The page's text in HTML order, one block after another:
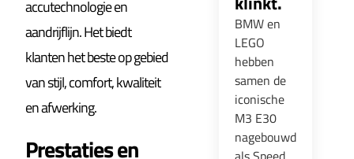
accutechnologie en
aandrijflijn. Het biedt
klanten het beste op gebied
van stijl, comfort, kwaliteit
en afwerking.
Prestaties en
BMW en
LEGO
hebben
samen de
iconische
M3 E30
nagebouwd